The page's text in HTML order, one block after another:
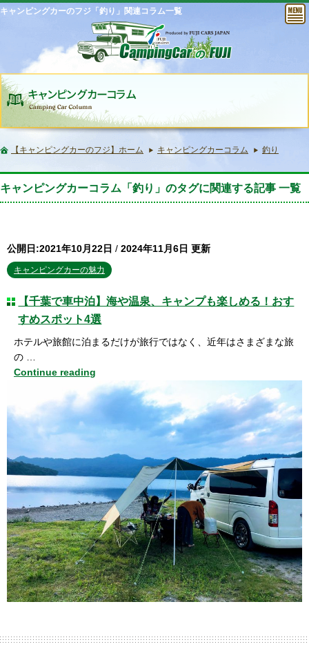
キャンピングカーのフジ「釣り」関連コラム一覧
【キャンピングカーのフジ】ホーム キャンピングカーコラム 釣り
キャンピングカーコラム「釣り」のタグに関連する記事 一覧
公開日:2021年10月22日 / 2024年11月6日 更新
キャンピングカーの魅力
【千葉で車中泊】海や温泉、キャンプも楽しめる！おす
すめスポット4選
ホテルや旅館に泊まるだけが旅行ではなく、近年はさまざまな旅
の …
Continue reading